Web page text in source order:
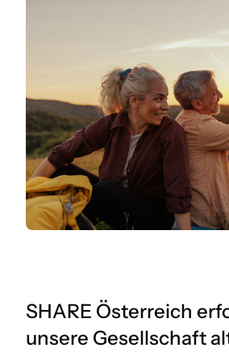
SHARE Österreich
unsere Gesellschaft